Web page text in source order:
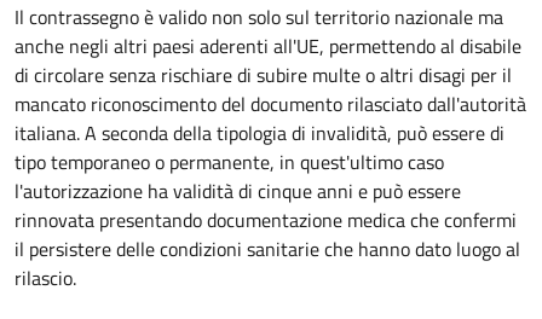
Il contrassegno è valido non solo sul territorio nazionale ma
anche negli altri paesi aderenti all'UE, permettendo al disabile
di circolare senza rischiare di subire multe o altri disagi per il
mancato riconoscimento del documento rilasciato dall'autorità
italiana. A seconda della tipologia di invalidità, può essere di
tipo temporaneo o permanente, in quest'ultimo caso
l'autorizzazione ha validità di cinque anni e può essere
rinnovata presentando documentazione medica che confermi
il persistere delle condizioni sanitarie che hanno dato luogo al
rilascio.